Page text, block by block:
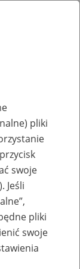
50+
pliki
swoje
Jeśli
pliki
swoje